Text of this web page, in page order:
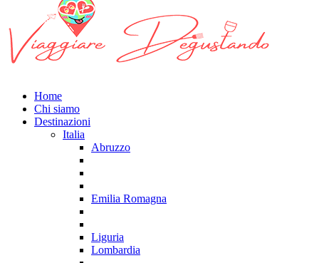
Home
Chi siamo
Destinazioni
Italia
Abruzzo
Emilia Romagna
Liguria
Lombardia